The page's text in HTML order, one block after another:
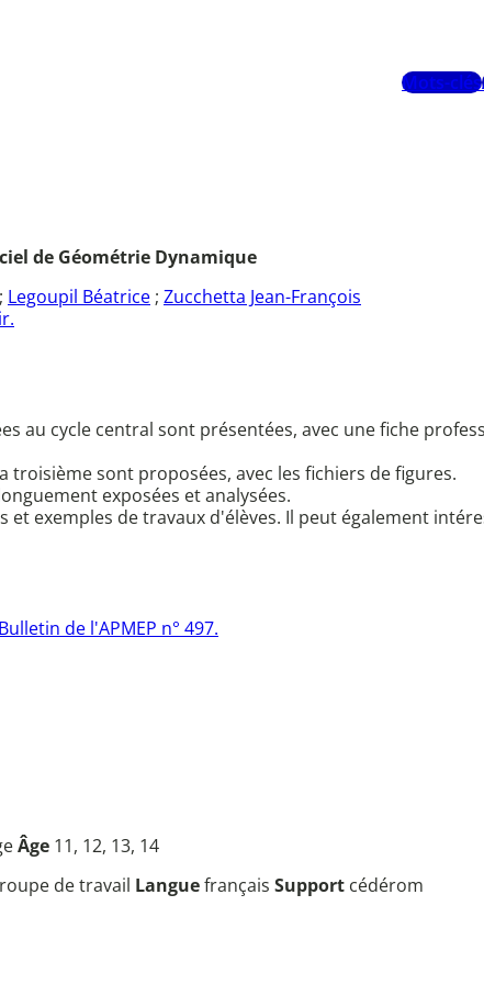
Mots-clés
de Géométrie Dynamique
; Legoupil Béatrice ; Zucchetta Jean-François
au cycle central sont présentées, avec une fiche
troisième sont proposées, avec les fichiers de figures.
exposées et analysées.
et exemples de travaux d'élèves. Il peut également
Bulletin de l'APMEP n° 497.
Âge 11, 12, 13, 14
de travail Languefrançais Support cédérom